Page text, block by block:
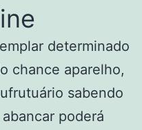
determinado
chance aparelho,
sabendo
poderá